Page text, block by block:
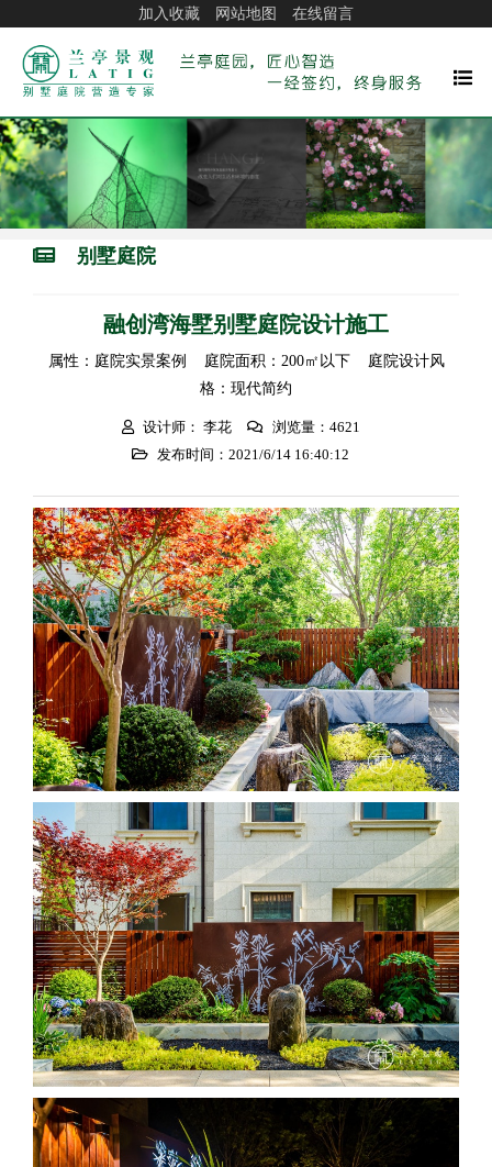
加入收藏 网站地图 在线留言
别墅庭院
融创湾海墅别墅庭院设计施工
属性：庭院实景案例 庭院面积：200㎡以下 庭院设计风
格：现代简约
设计师： 李花
浏览量：4621
发布时间：2021/6/14 16:40:12